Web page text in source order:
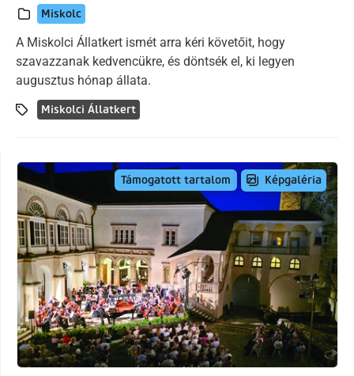
Miskolc
A Miskolci Állatkert ismét arra kéri követőit, hogy
szavazzanak kedvencükre, és döntsék el, ki legyen
augusztus hónap állata.
Miskolci Állatkert
Támogatott tartalom Képgaléria